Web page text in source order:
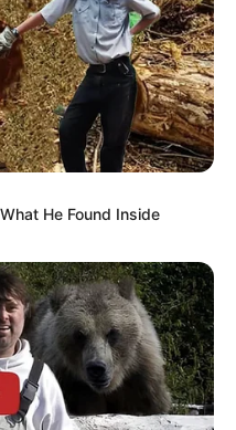
He Found Inside